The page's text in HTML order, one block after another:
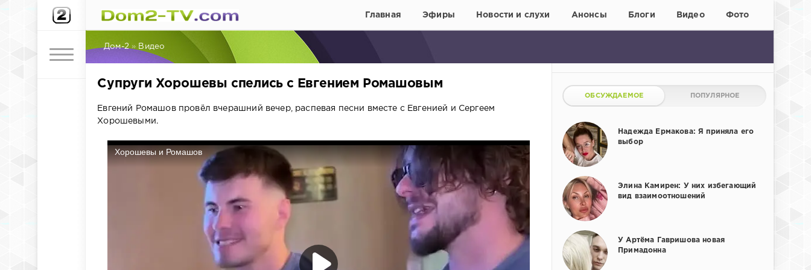
Главная Эфиры Новости и слухи Анонсы Блоги Видео Фото
Дом-2 » Видео
Супруги Хорошевы спелись с Евгением Ромашовым
Евгений Ромашов провёл вчерашний вечер, распевая песни вместе с Евгенией и Сергеем
Хорошевыми.
ОБСУЖДАЕМОЕ ПОПУЛЯРНОЕ
Надежда Ермакова: Я приняла его
выбор
Элина Камирен: У них избегающий
вид взаимоотношений
У Артёма Гавришова новая
Примадонна